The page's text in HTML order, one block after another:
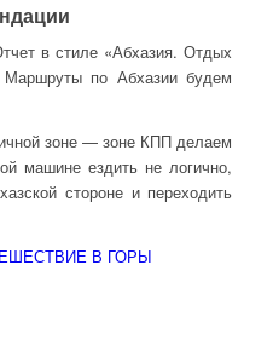
в стиле «Абхазия. Отдых
по Абхазии будем
зоне — зоне КПП делаем
машине ездить не логично,
стороне и переходить
В ГОРЫ